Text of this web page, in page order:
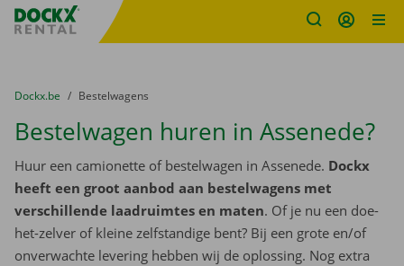
Fratello DEMO
U bevindt zich hier:
van
Dockx.be naar
Bestelwagens
Bestelwagen huren in Assenede?
Huur een camionette of bestelwagen in Assenede. Dockx
heeft een groot aanbod aan bestelwagens met
verschillende laadruimtes en maten. Of je nu een doe-
het-zelver of kleine zelfstandige bent? Bij een grote en/of
onverwachte levering hebben wij de oplossing. Nog extra